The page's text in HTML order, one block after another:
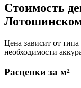
Стоимость
Цена зависит от
необходимости
Расценки за м²